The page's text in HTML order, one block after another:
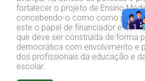
fortalecer o projeto de Ensino
concebendo-o como como
este o papel de financiador e de
que deve ser construída de forma
democrática com envolvimento e
dos profissionais da educação e
escolar.